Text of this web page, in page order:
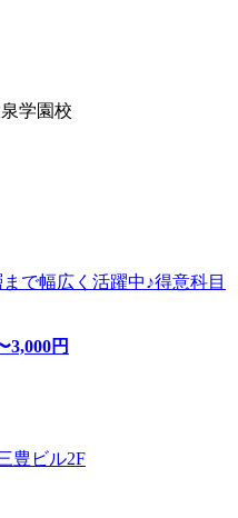
学園校
で幅広く活躍中♪得意科目
3,000円
豊ビル2F